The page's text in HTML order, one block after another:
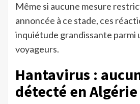
Même si aucune mesure
annoncée à ce stade, ces
inquiétude grandissante parmi
voyageurs.
Hantavirus :
détecté en Algérie